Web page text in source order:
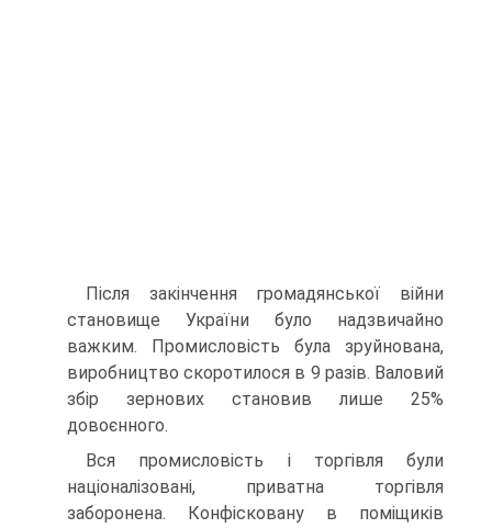
Після закінчення громадянської війни
становище України було надзвичайно
важким. Промисловість була зруйнована,
виробництво скоротилося в 9 разів. Валовий
збір зернових становив лише 25%
довоєнного.
Вся промисловість і торгівля були
націоналізовані, приватна торгівля
заборонена. Конфісковану в поміщиків